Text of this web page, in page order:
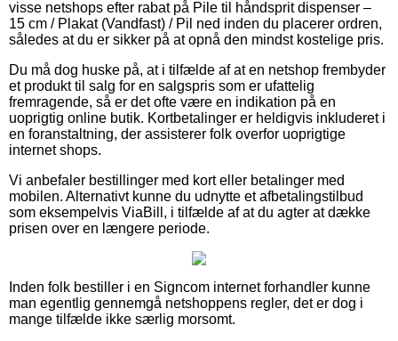
visse netshops efter rabat på Pile til håndsprit dispenser –
15 cm / Plakat (Vandfast) / Pil ned inden du placerer ordren,
således at du er sikker på at opnå den mindst kostelige pris.
Du må dog huske på, at i tilfælde af at en netshop frembyder
et produkt til salg for en salgspris som er ufattelig
fremragende, så er det ofte være en indikation på en
uoprigtig online butik. Kortbetalinger er heldigvis inkluderet i
en foranstaltning, der assisterer folk overfor uoprigtige
internet shops.
Vi anbefaler bestillinger med kort eller betalinger med
mobilen. Alternativt kunne du udnytte et afbetalingstilbud
som eksempelvis ViaBill, i tilfælde af at du agter at dække
prisen over en længere periode.
Inden folk bestiller i en Signcom internet forhandler kunne
man egentlig gennemgå netshoppens regler, det er dog i
mange tilfælde ikke særlig morsomt.